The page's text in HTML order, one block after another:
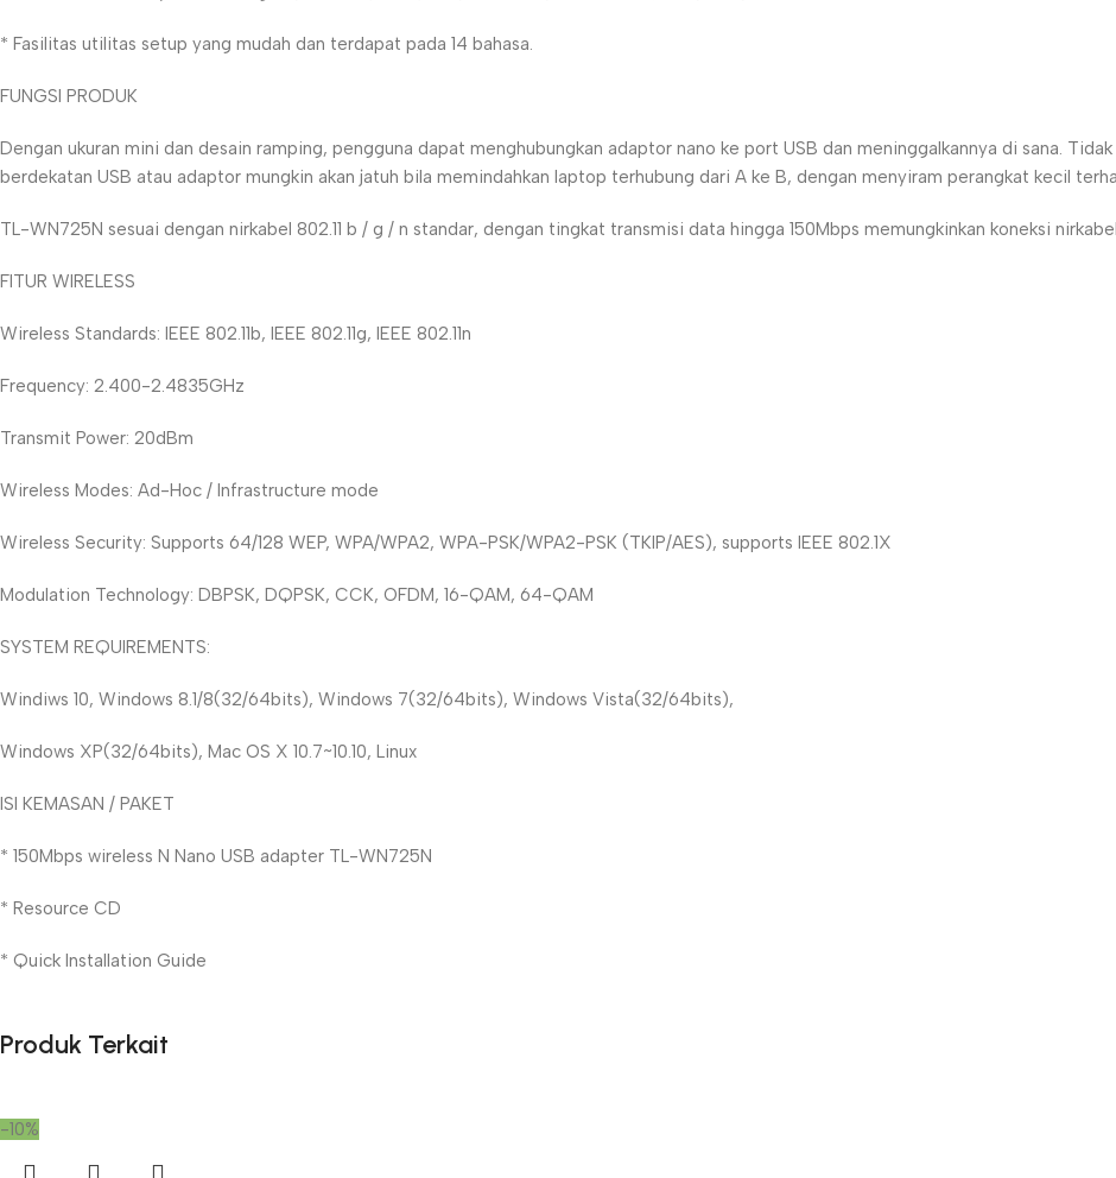
* Fasilitas utilitas setup yang mudah dan terdapat pada 14 bahasa.
FUNGSI PRODUK
Dengan ukuran mini dan desain ramping, pengguna dapat menghubungkan adaptor nano ke port USB dan meninggalkannya di sana.
berdekatan USB atau adaptor mungkin akan jatuh bila memindahkan laptop terhubung dari A ke B, dengan menyiram perangkat kecil
TL-WN725N sesuai dengan nirkabel 802.11 b / g / n standar, dengan tingkat transmisi data hingga 150Mbps memungkinkan koneksi
FITUR WIRELESS
Wireless Standards: IEEE 802.11b, IEEE 802.11g, IEEE 802.11n
Frequency: 2.400-2.4835GHz
Transmit Power: 20dBm
Wireless Modes: Ad-Hoc / Infrastructure mode
Wireless Security: Supports 64/128 WEP, WPA/WPA2, WPA-PSK/WPA2-PSK (TKIP/AES), supports IEEE 802.1X
Modulation Technology: DBPSK, DQPSK, CCK, OFDM, 16-QAM, 64-QAM
SYSTEM REQUIREMENTS:
Windiws 10, Windows 8.1/8(32/64bits), Windows 7(32/64bits), Windows Vista(32/64bits),
Windows XP(32/64bits), Mac OS X 10.7~10.10, Linux
ISI KEMASAN / PAKET
* 150Mbps wireless N Nano USB adapter TL-WN725N
* Resource CD
* Quick Installation Guide
Produk Terkait
-10%